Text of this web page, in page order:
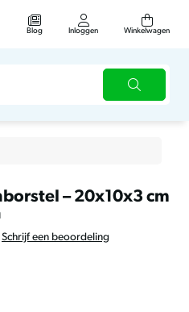
Blog Inloggen Winkelwagen
– 20x10x3 cm
Schrijf een beoordeling